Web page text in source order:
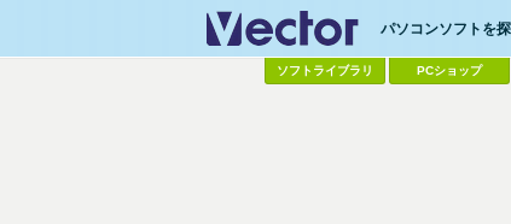
パソコンソフトを
ソフトライブラリ PCショップ